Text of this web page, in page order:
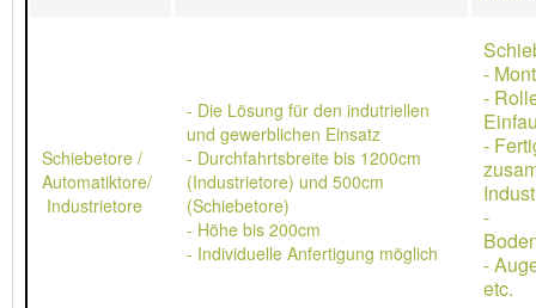
Schiebetore /
Automatiktore/
Industrietore
- Die Lösung für den indutriellen
und gewerblichen Einsatz
- Durchfahrtsbreite bis 1200cm
(Industrietore) und 500cm
(Schiebetore)
- Höhe bis 200cm
- Individuelle Anfertigung möglich
-
-
-
-
-
etc.